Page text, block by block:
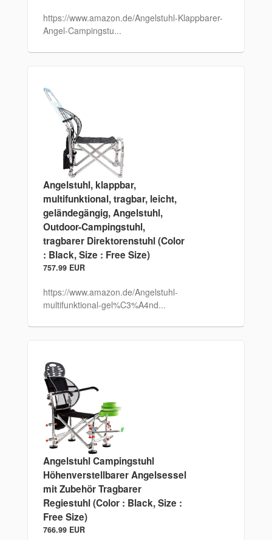
https://www.amazon.de/Angelstuhl-Klappbarer-
Angel-Campingstu...
Angelstuhl, klappbar,
multifunktional, tragbar, leicht,
geländegängig, Angelstuhl,
Outdoor-Campingstuhl,
tragbarer Direktorenstuhl (Color
: Black, Size : Free Size)
757.99 EUR
https://www.amazon.de/Angelstuhl-
multifunktional-gel%C3%A4nd...
Angelstuhl Campingstuhl
Höhenverstellbarer Angelsessel
mit Zubehör Tragbarer
Regiestuhl (Color : Black, Size :
Free Size)
766.99 EUR